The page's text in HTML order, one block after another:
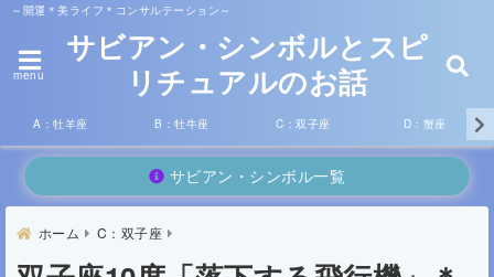
～開運＊美ライフ＊コンサルテーション～
menu
サビアン・シンボルとスピ
リチュアルのお話
A：牡羊座 B：牡牛座 C：双子座 D：蟹座
サビアン・シンボル一覧
ホーム C：双子座